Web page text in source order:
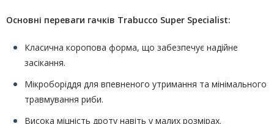
Основні переваги гачків Trabucco Super Specialist:
Класична коропова форма, що забезпечує надійне
засікання.
Мікроборіддя для впевненого утримання та мінімального
травмування риби.
Висока міцність дроту навіть у малих розмірах.